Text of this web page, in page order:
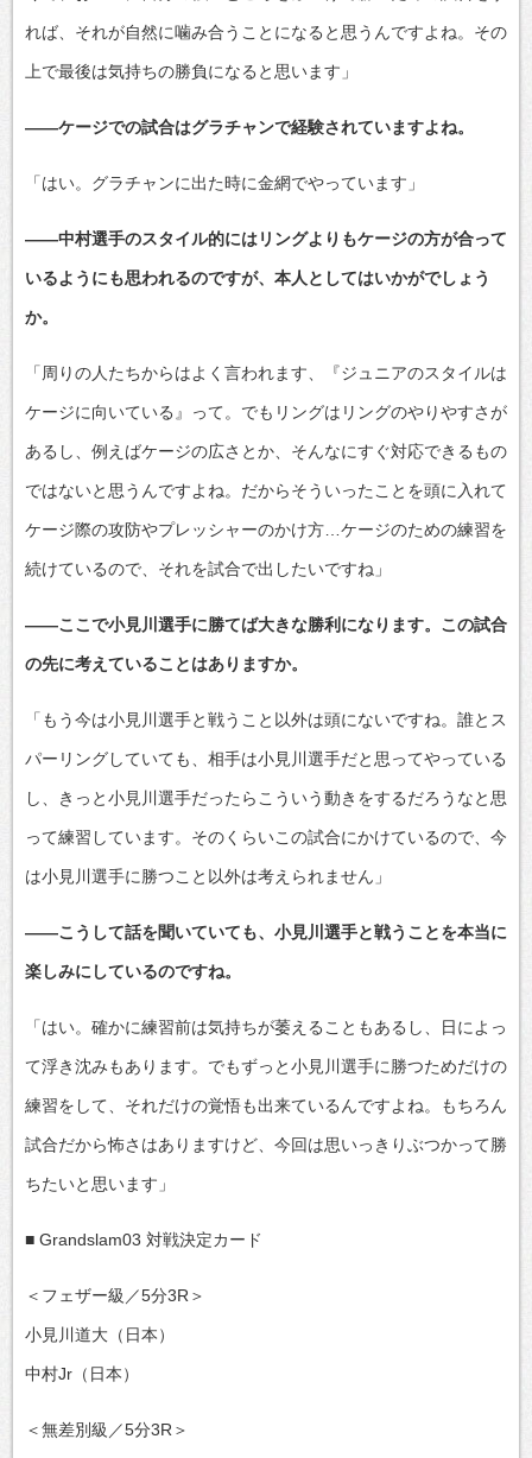
れば、それが自然に噛み合うことになると思うんですよね。その
上で最後は気持ちの勝負になると思います」
――ケージでの試合はグラチャンで経験されていますよね。
「はい。グラチャンに出た時に金網でやっています」
――中村選手のスタイル的にはリングよりもケージの方が合って
いるようにも思われるのですが、本人としてはいかがでしょう
か。
「周りの人たちからはよく言われます、『ジュニアのスタイルは
ケージに向いている』って。でもリングはリングのやりやすさが
あるし、例えばケージの広さとか、そんなにすぐ対応できるもの
ではないと思うんですよね。だからそういったことを頭に入れて
ケージ際の攻防やプレッシャーのかけ方…ケージのための練習を
続けているので、それを試合で出したいですね」
――ここで小見川選手に勝てば大きな勝利になります。この試合
の先に考えていることはありますか。
「もう今は小見川選手と戦うこと以外は頭にないですね。誰とス
パーリングしていても、相手は小見川選手だと思ってやっている
し、きっと小見川選手だったらこういう動きをするだろうなと思
って練習しています。そのくらいこの試合にかけているので、今
は小見川選手に勝つこと以外は考えられません」
――こうして話を聞いていても、小見川選手と戦うことを本当に
楽しみにしているのですね。
「はい。確かに練習前は気持ちが萎えることもあるし、日によっ
て浮き沈みもあります。でもずっと小見川選手に勝つためだけの
練習をして、それだけの覚悟も出来ているんですよね。もちろん
試合だから怖さはありますけど、今回は思いっきりぶつかって勝
ちたいと思います」
■ Grandslam03 対戦決定カード
＜フェザー級／5分3R＞
小見川道大（日本）
中村Jr（日本）
＜無差別級／5分3R＞